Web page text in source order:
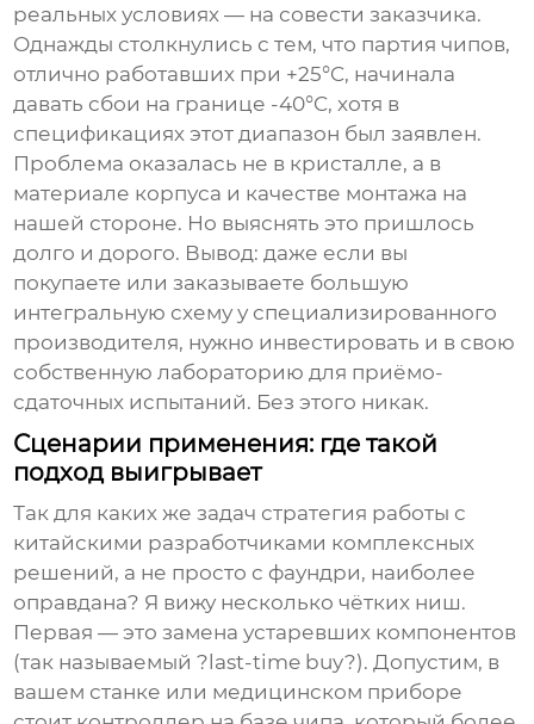
реальных условиях — на совести заказчика.
Однажды столкнулись с тем, что партия чипов,
отлично работавших при +25°C, начинала
давать сбои на границе -40°C, хотя в
спецификациях этот диапазон был заявлен.
Проблема оказалась не в кристалле, а в
материале корпуса и качестве монтажа на
нашей стороне. Но выяснять это пришлось
долго и дорого. Вывод: даже если вы
покупаете или заказываете большую
интегральную схему у специализированного
производителя, нужно инвестировать и в свою
собственную лабораторию для приёмо-
сдаточных испытаний. Без этого никак.
Сценарии применения: где такой
подход выигрывает
Так для каких же задач стратегия работы с
китайскими разработчиками комплексных
решений, а не просто с фаундри, наиболее
оправдана? Я вижу несколько чётких ниш.
Первая — это замена устаревших компонентов
(так называемый ?last-time buy?). Допустим, в
вашем станке или медицинском приборе